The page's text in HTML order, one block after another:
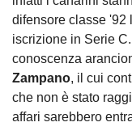
difensore classe '92
iscrizione in Serie
conoscenza
Zampano, il cui
che non è stato
affari sarebbero